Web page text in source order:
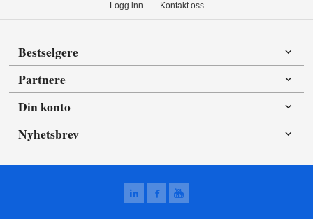
Logg inn Kontakt oss
Bestselgere
Partnere
Din konto
Nyhetsbrev